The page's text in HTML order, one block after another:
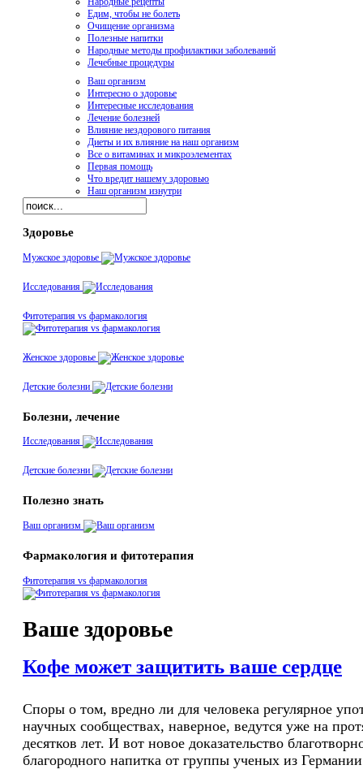
Едим, чтобы не болеть
Очищение организма
Полезные напитки
Народные методы профилактики заболеваний
Лечебные процедуры
Ваш организм
Интересно о здоровье
Интересные исследования
Лечение болезней
Влияние нездорового питания
Диеты и их влияние на наш организм
Все о витаминах и микроэлементах
Первая помощь
Что вредит нашему здоровью
Наш организм изнутри
Здоровье
Мужское здоровье
Исследования
Фитотерапия vs фармакология
Женское здоровье
Детские болезни
Болезни, лечение
Исследования
Детские болезни
Полезно знать
Ваш организм
Фармакология и фитотерапия
Фитотерапия vs фармакология
Ваше здоровье
Кофе может защитить ваше сердце
Споры о том, вредно ли для человека регулярное
научных сообществах, наверное, ведутся уже на
десятков лет. И вот новое доказательство
благородного напитка от группы ученых из